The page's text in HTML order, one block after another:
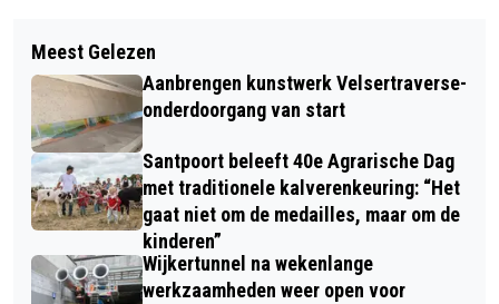
GEBOORTES I HUWELIJKEN I
OVERLEDEN
TATA STEEL NEDERLAND KOPPELT
ZICH LOS VAN BRITSE TAK EN WORDT
AFZONDERLIJK BEDRIJF
Meest Gelezen
Aanbrengen kunstwerk Velsertraverse-
onderdoorgang van start
Santpoort beleeft 40e Agrarische Dag
met traditionele kalverenkeuring: “Het
gaat niet om de medailles, maar om de
kinderen”
Wijkertunnel na wekenlange
werkzaamheden weer open voor